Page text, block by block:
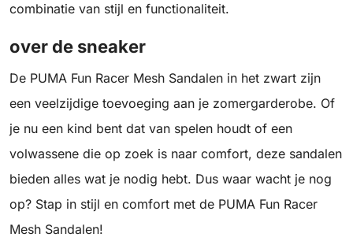
combinatie van stijl en functionaliteit.
over de sneaker
De PUMA Fun Racer Mesh Sandalen in het zwart zijn
een veelzijdige toevoeging aan je zomergarderobe. Of
je nu een kind bent dat van spelen houdt of een
volwassene die op zoek is naar comfort, deze sandalen
bieden alles wat je nodig hebt. Dus waar wacht je nog
op? Stap in stijl en comfort met de PUMA Fun Racer
Mesh Sandalen!